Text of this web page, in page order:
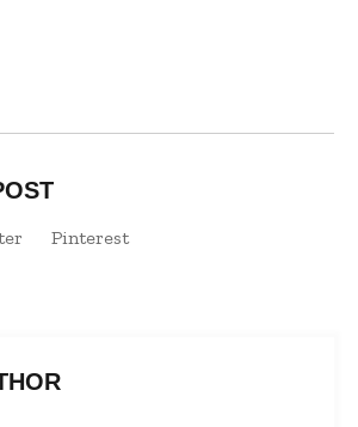
Pinterest